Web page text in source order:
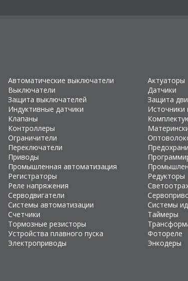
Автоматические выключатели Актуаторы
Выключатели Датчики
Защита выключателей Защита
Индуктивные датчики Источники
Клапаны
Контроллеры
Ограничители
Переключатели
Приводы
Промышленная автоматизация
Регистраторы Редукторы
Реле напряжения
Серводвигатели
Системы автоматизации Системы
Счетчики Таймеры
Тормозные резисторы
Устройства плавного пуска Фотореле
Электроприводы Энкодеры